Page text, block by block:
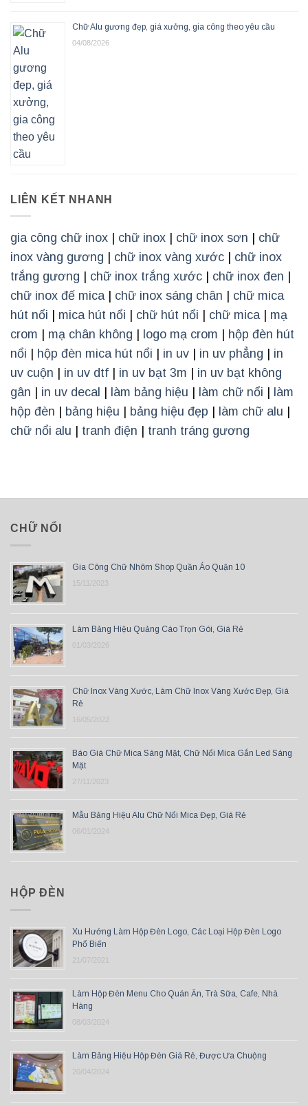
Chữ Alu gương đẹp, giá xưởng, gia công theo yêu cầu
04/08/2026
LIÊN KẾT NHANH
gia công chữ inox chữ inox chữ inox sơn
chữ
inox vàng gương
chữ inox vàng xước
chữ inox
trắng gương
chữ inox trắng xước chữ inox đen
chữ inox đế mica| chữ inox sáng chân
chữ mica
hút nổi
mica hút nổi chữ hút nổi chữ mica| mạ
crom
mạ chân không logo mạ crom
hộp đèn hút
nổi
hộp đèn mica hút nổi in uv in uv phẳng
in
uv cuộn
in uv dtf in uv bạt 3m
in uv bạt không
gân
in uv decal làm bảng hiệu làm chữ nổi
làm
hộp đèn
bảng hiệu bảng hiệu đẹp làm chữ alu
chữ nổi alu
tranh điện tranh tráng gương
CHỮ NỔI
Gia Công Chữ Nhôm Shop Quần Áo Quận 10
15/11/2023
Làm Bảng Hiệu Quảng Cáo Trọn Gói, Giá Rẻ
01/03/2026
Chữ Inox Vàng Xước, Làm Chữ Inox Vàng Xước Đẹp, Giá
Rẻ
16/05/2022
Báo Giá Chữ Mica Sáng Mặt, Chữ Nổi Mica Gắn Led Sáng
Mặt
27/11/2023
Mẫu Bảng Hiệu Alu Chữ Nổi Mica Đẹp, Giá Rẻ
06/01/2024
HỘP ĐÈN
Xu Hướng Làm Hộp Đèn Logo, Các Loại Hộp Đèn Logo
Phổ Biến
21/07/2021
Làm Hộp Đèn Menu Cho Quán Ăn, Trà Sữa, Cafe, Nhà
Hàng
08/03/2024
Làm Bảng Hiệu Hộp Đèn Giá Rẻ, Được Ưa Chuộng
20/04/2024